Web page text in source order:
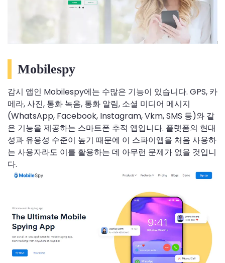
Mobilespy
감시 앱인 Mobilespy에는 수많은 기능이 있습니다. GPS, 카
메라, 사진, 통화 녹음, 통화 알림, 소셜 미디어 메시지
(WhatsApp, Facebook, Instagram, Vkm, SMS 등)와 같
은 기능을 제공하는 스마트폰 추적 앱입니다. 플랫폼의 현대
성과 유용성 수준이 높기 때문에 이 스파이앱을 처음 사용하
는 사용자라도 이를 활용하는 데 아무런 문제가 없을 것입니
다.